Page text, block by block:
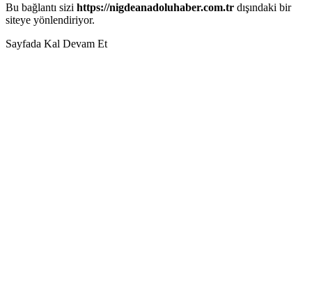
Bu bağlantı sizi https://nigdeanadoluhaber.com.tr dışındaki bir
siteye yönlendiriyor.
Sayfada Kal Devam Et